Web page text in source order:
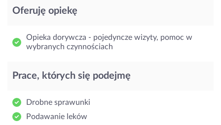
Oferuję opiekę
Opieka dorywcza - pojedyncze wizyty, pomoc w
wybranych czynnościach
Prace, których się podejmę
Drobne sprawunki
Podawanie leków